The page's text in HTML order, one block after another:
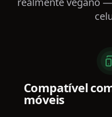
Compatível
móveis